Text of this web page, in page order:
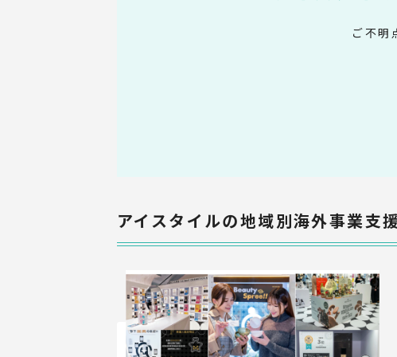
ご不明
アイスタイルの地域別海外事業支